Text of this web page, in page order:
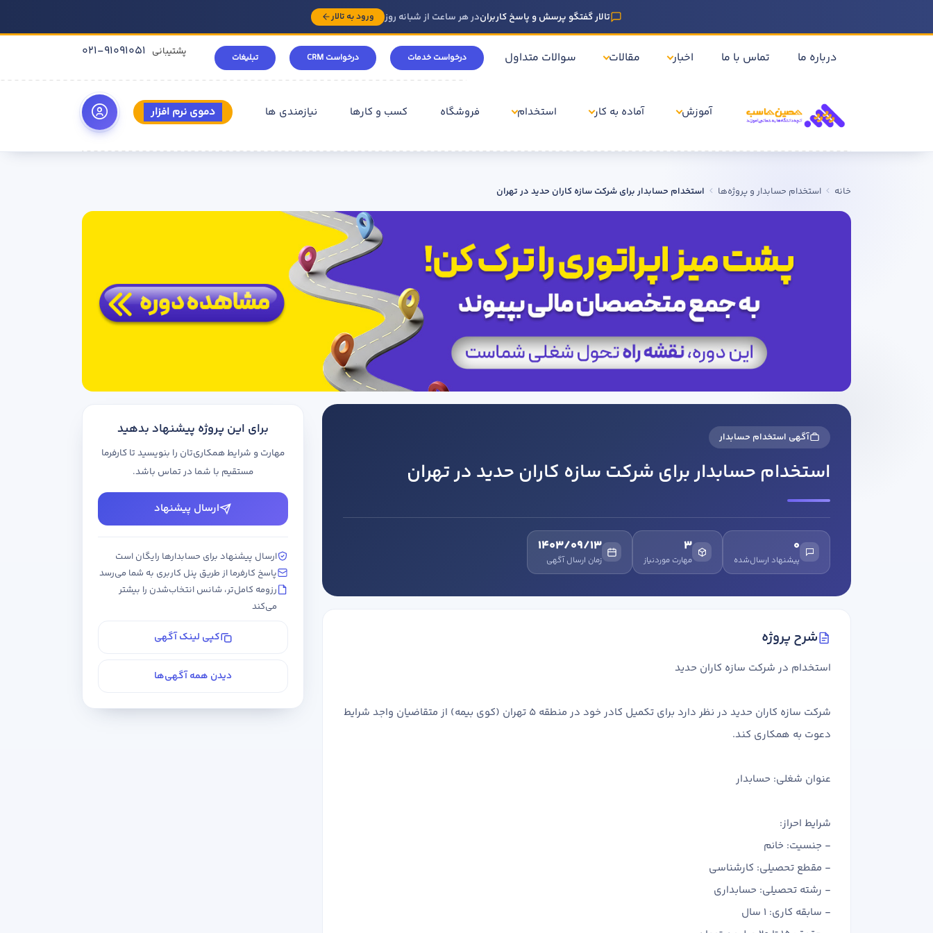
تالار گفتگو پرسش و پاسخ کاربراندر هر ساعت از شبانه روز ورود به تالار
درباره ما تماس با ما اخبار مقالات سوالات متداول درخواست خدمات درخواست CRM تبلیغات 021-91091051 پشتیبانی
آموزش آماده به کار استخدام فروشگاه کسب و کارها نیازمندی ها دموی نرم افزار
خانه استخدام حسابدار و پروژه‌ها استخدام حسابدار برای شرکت سازه کاران حدید در تهران
آگهی استخدام حسابدار
استخدام حسابدار برای شرکت سازه کاران حدید در تهران
0
پیشنهاد ارسال‌شده
3
مهارت موردنیاز
1403/09/13
زمان ارسال آگهی
شرح پروژه
استخدام در شرکت سازه کاران حدید
شرکت سازه کاران حدید در نظر دارد برای تکمیل کادر خود در منطقه 5 تهران (کوی بیمه) از متقاضیان واجد شرایط
دعوت به همکاری کند.
عنوان شغلی: حسابدار
شرایط احراز:
- جنسیت: خانم
- مقطع تحصیلی: کارشناسی
- رشته تحصیلی: حسابداری
- سابقه کاری: 1 سال
برای این پروژه پیشنهاد بدهید
مهارت و شرایط همکاری‌تان را بنویسید تا کارفرما
مستقیم با شما در تماس باشد.
ارسال پیشنهاد
ارسال پیشنهاد برای حسابدارها رایگان است
پاسخ کارفرما از طریق پنل کاربری به شما می‌رسد
رزومه کامل‌تر، شانس انتخاب‌شدن را بیشتر
می‌کند
کپی لینک آگهی
دیدن همه آگهی‌ها